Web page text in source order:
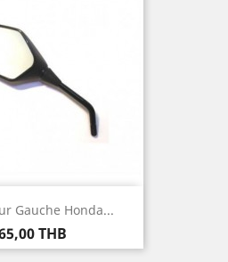
Gauche Honda...
THB